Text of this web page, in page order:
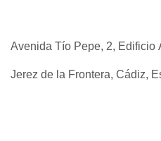
Avenida Tío Pepe, 2, Edificio
Jerez de la Frontera, Cádiz,